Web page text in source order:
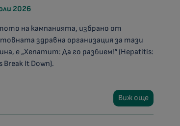
2026
на кампанията, избрано от
здравна организация за тази
е „Хепатит: Да го разбием!“ (Hepatitis:
Break It Down).
Виж още